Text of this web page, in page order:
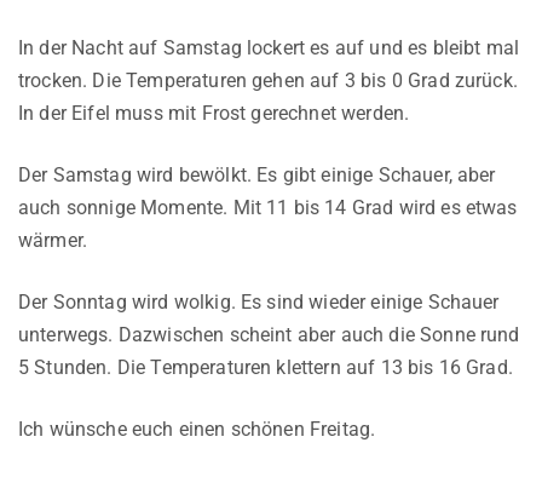
In der Nacht auf Samstag lockert es auf und es bleibt mal
trocken. Die Temperaturen gehen auf 3 bis 0 Grad zurück.
In der Eifel muss mit Frost gerechnet werden.
Der Samstag wird bewölkt. Es gibt einige Schauer, aber
auch sonnige Momente. Mit 11 bis 14 Grad wird es etwas
wärmer.
Der Sonntag wird wolkig. Es sind wieder einige Schauer
unterwegs. Dazwischen scheint aber auch die Sonne rund
5 Stunden. Die Temperaturen klettern auf 13 bis 16 Grad.
Ich wünsche euch einen schönen Freitag.